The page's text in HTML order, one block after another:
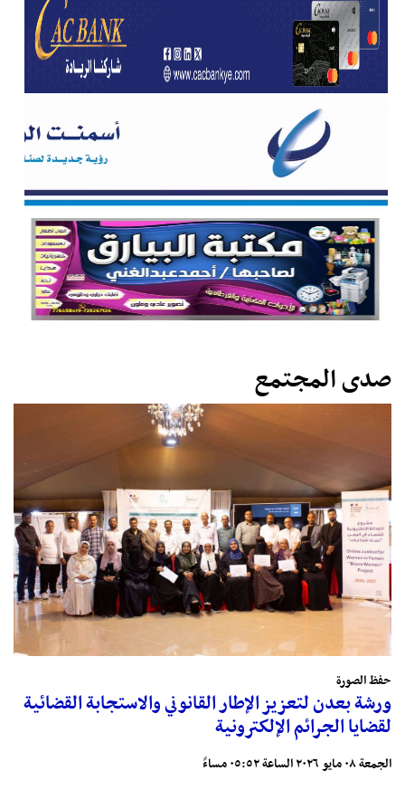
صدى المجتمع
حفظ الصورة
ورشة بعدن لتعزيز الإطار القانوني والاستجابة القضائية
لقضايا الجرائم الإلكترونية
الجمعة ٠٨ مايو ٢٠٢٦ الساعة ٠٥:٥٢ مساءً